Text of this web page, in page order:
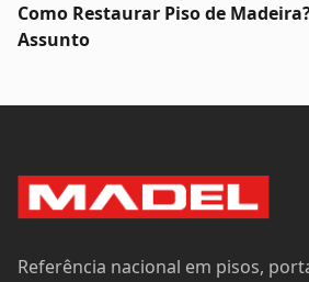
Como Restaurar Piso de
Assunto
Referência nacional em pisos,